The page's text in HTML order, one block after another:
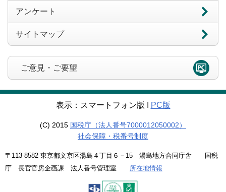
アンケート
サイトマップ
ご意見・ご要望
表示：スマートフォン版 Ι PC版
(C) 2015 国税庁（法人番号7000012050002）
社会保障・税番号制度
〒113-8582 東京都文京区湯島４丁目６－15 湯島地方合同庁舎 国税
庁 長官官房企画課 法人番号管理室 所在地情報